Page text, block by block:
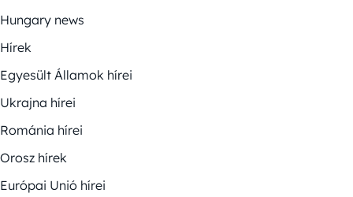
Hungary news
Hírek
Egyesült Államok hírei
Ukrajna hírei
Románia hírei
Orosz hírek
Európai Unió hírei